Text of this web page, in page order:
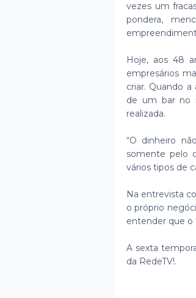
vezes um
pondera,
Hoje, aos 48
empresários
criar. Quando
de um bar no
realizada.
“O dinheiro
somente pelo
vários tipos de
Na entrevista
o próprio
entender que o
A sexta
da RedeTV!.